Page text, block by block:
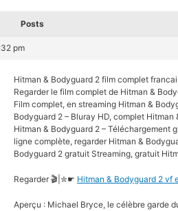
Posts
pm
Hitman & Bodyguard 2 film complet
Regarder le film complet de Hitman &
Film complet, en streaming Hitman &
Bodyguard 2 – Bluray HD, complet
Hitman & Bodyguard 2 – Téléchargement
ligne complète, regarder Hitman &
Bodyguard 2 gratuit Streaming, gratuit
Regarder 🎬|✮☛ Hitman & Bodyguard 2 vf
Aperçu : Michael Bryce, le célèbre garde